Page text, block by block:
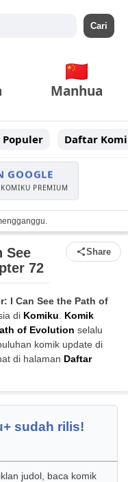
Manhua
Populer Daftar
GOOGLE
PREMIUM
See
72
Share
I Can See the Path of
di Komiku. Komik
of Evolution selalu
komik update di
di halaman Daftar
sudah rilis!
judol, baca komik